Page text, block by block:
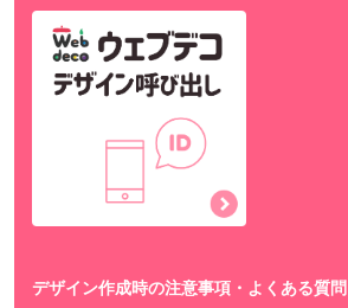
デザイン作成時の注意事項・よくある質問